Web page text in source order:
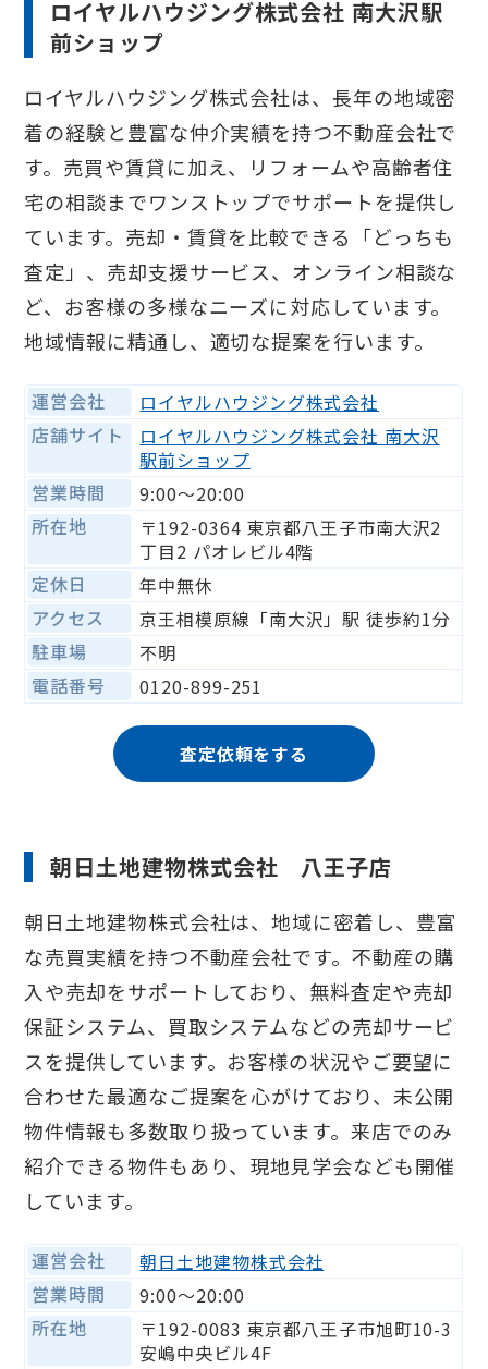
ロイヤルハウジング株式会社 南大沢駅
前ショップ
ロイヤルハウジング株式会社は、長年の地域密
着の経験と豊富な仲介実績を持つ不動産会社で
す。売買や賃貸に加え、リフォームや高齢者住
宅の相談までワンストップでサポートを提供し
ています。売却・賃貸を比較できる「どっちも
査定」、売却支援サービス、オンライン相談な
ど、お客様の多様なニーズに対応しています。
地域情報に精通し、適切な提案を行います。
運営会社
ロイヤルハウジング株式会社
店舗サイト
ロイヤルハウジング株式会社 南大沢
駅前ショップ
営業時間
9:00〜20:00
所在地
〒192-0364 東京都八王子市南大沢2
丁目2 パオレビル4階
定休日
年中無休
アクセス
京王相模原線「南大沢」駅 徒歩約1分
駐車場
不明
電話番号
0120-899-251
査定依頼をする
朝日土地建物株式会社 八王子店
朝日土地建物株式会社は、地域に密着し、豊富
な売買実績を持つ不動産会社です。不動産の購
入や売却をサポートしており、無料査定や売却
保証システム、買取システムなどの売却サービ
スを提供しています。お客様の状況やご要望に
合わせた最適なご提案を心がけており、未公開
物件情報も多数取り扱っています。来店でのみ
紹介できる物件もあり、現地見学会なども開催
しています。
運営会社
朝日土地建物株式会社
営業時間
9:00〜20:00
所在地
〒192-0083 東京都八王子市旭町10-3
安嶋中央ビル4F